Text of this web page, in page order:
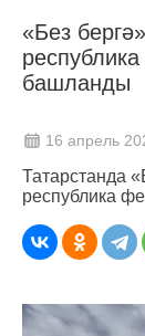
«Без
башланды
16 апрель
Татарстанда
республика